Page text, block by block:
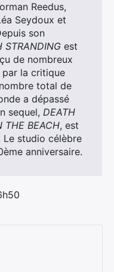
Reedus,
Seydoux et
son
STRANDING est
de nombreux
la critique
total de
a dépassé
sequel, DEATH
THE BEACH, est
studio célèbre
anniversaire.